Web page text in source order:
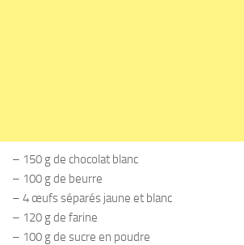
– 150 g de chocolat blanc
– 100 g de beurre
– 4 œufs séparés jaune et blanc
– 120 g de farine
– 100 g de sucre en poudre